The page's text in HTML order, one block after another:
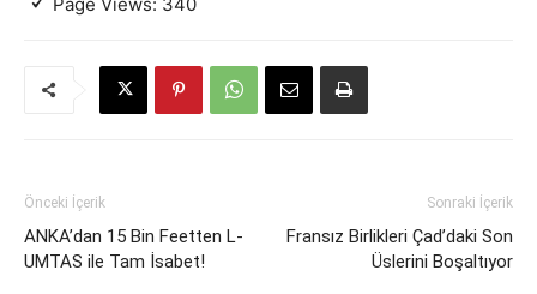
Önceki İçerik
ANKA’dan 15 Bin Feetten L-
UMTAS ile Tam İsabet!
Sonraki İçerik
Fransız Birlikleri Çad’daki Son
Üslerini Boşaltıyor